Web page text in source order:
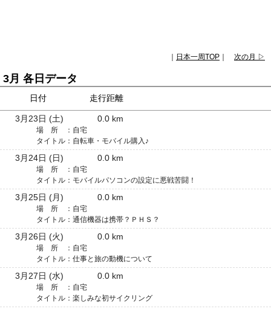
｜ 日本一周TOP ｜ 次の月 ▷
3月 各日データ
日付 走行距離
3月23日 (土) 0.0 km
場 所 ： 自宅
タイトル： 自転車・モバイル購入♪
3月24日 (日) 0.0 km
場 所 ： 自宅
タイトル： モバイルパソコンの設定に悪戦苦闘！
3月25日 (月) 0.0 km
場 所 ： 自宅
タイトル： 通信機器は携帯？ＰＨＳ？
3月26日 (火) 0.0 km
場 所 ： 自宅
タイトル： 仕事と旅の動機について
3月27日 (水) 0.0 km
場 所 ： 自宅
タイトル： 楽しみな初サイクリング